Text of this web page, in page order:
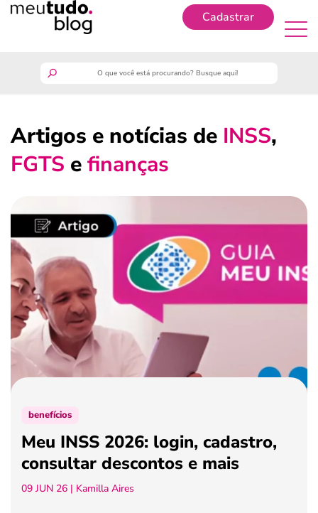
Cadastrar
guia do trabalhador
benefícios
crédito fácil
últimas notícias
ferramentas
Artigos e notícias de INSS,
FGTS efinanças
benefícios
Meu INSS 2026: login, cadastro,
consultar descontos e mais
09 JUN 26 | Kamilla Aires